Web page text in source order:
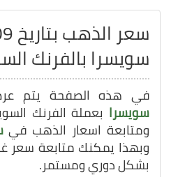
سويسرا بالفرنك
في هذه الصفحة يتم
سويسرا بعملة الفرنك
ومتابعة اسعار الذهب في
وبهذا يمكنك متابعة سعر
بشكل دوري ومستمر.